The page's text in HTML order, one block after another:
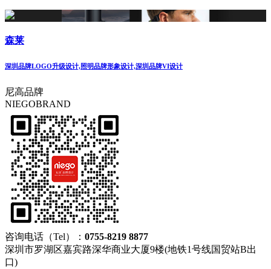
森莱
深圳品牌LOGO升级设计,照明品牌形象设计,深圳品牌VI设计
尼高品牌
NIEGOBRAND
咨询电话（Tel）： 0755-8219 8877
深圳市罗湖区嘉宾路深华商业大厦9楼(地铁1号线国贸站B出
口)